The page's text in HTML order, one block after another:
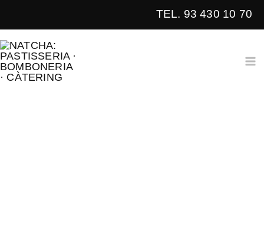
al
contenido
TEL. 93 430 10 70